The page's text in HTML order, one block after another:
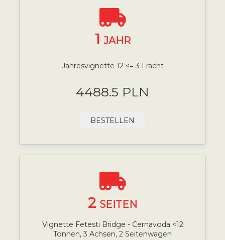
1 JAHR
Jahresvignette 12 <= 3 Fracht
4488.5 PLN
BESTELLEN
2 SEITEN
Vignette Fetesti Bridge - Cernavoda <12
Tonnen, 3 Achsen, 2 Seitenwagen